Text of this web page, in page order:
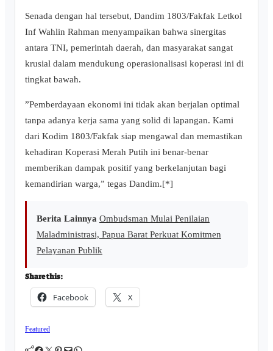
​Senada dengan hal tersebut, Dandim 1803/Fakfak Letkol
Inf Wahlin Rahman menyampaikan bahwa sinergitas
antara TNI, pemerintah daerah, dan masyarakat sangat
krusial dalam mendukung operasionalisasi koperasi ini di
tingkat bawah.
​”Pemberdayaan ekonomi ini tidak akan berjalan optimal
tanpa adanya kerja sama yang solid di lapangan. Kami
dari Kodim 1803/Fakfak siap mengawal dan memastikan
kehadiran Koperasi Merah Putih ini benar-benar
memberikan dampak positif yang berkelanjutan bagi
kemandirian warga,” tegas Dandim.[*]
Berita Lainnya Ombudsman Mulai Penilaian
Maladministrasi, Papua Barat Perkuat Komitmen
Pelayanan Publik
Share this:
Facebook X
Featured